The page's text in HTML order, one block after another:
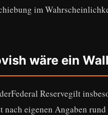
im
wäre ein
Reservegilt
nach eigenen Angaben